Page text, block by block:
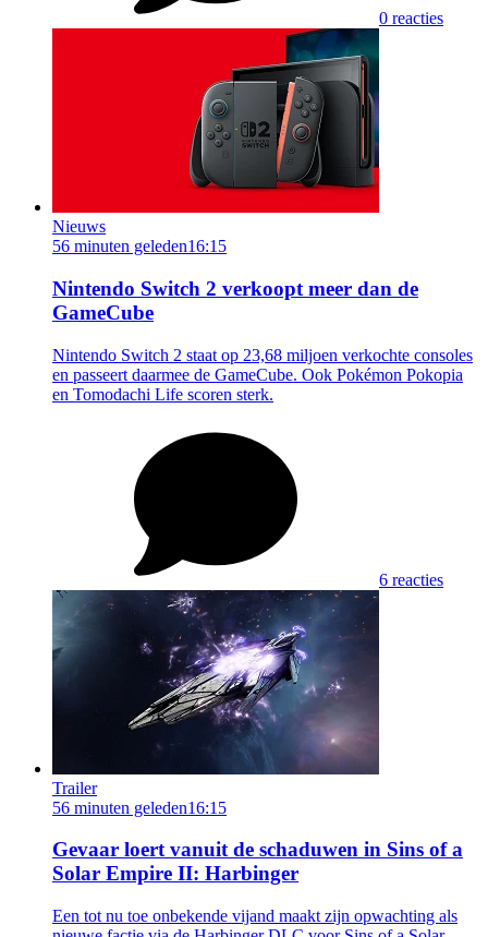
0 reacties
Nieuws
56 minuten geleden16:15
Nintendo Switch 2 verkoopt meer dan de
GameCube
Nintendo Switch 2 staat op 23,68 miljoen verkochte consoles
en passeert daarmee de GameCube. Ook Pokémon Pokopia
en Tomodachi Life scoren sterk.
6 reacties
Trailer
56 minuten geleden16:15
Gevaar loert vanuit de schaduwen in Sins of a
Solar Empire II: Harbinger
Een tot nu toe onbekende vijand maakt zijn opwachting als